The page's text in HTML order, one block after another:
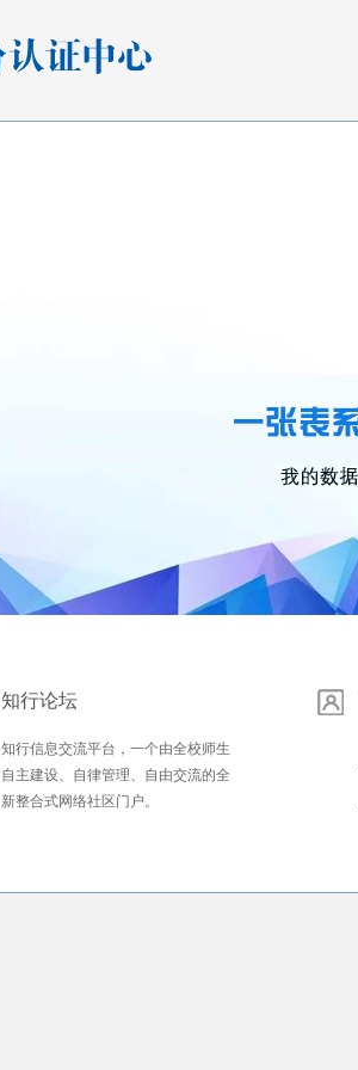
知行论坛
知行信息交流平台，一个由全校师生
自主建设、自律管理、自由交流的全
新整合式网络社区门户。